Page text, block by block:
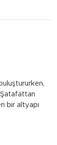
bir altyapı